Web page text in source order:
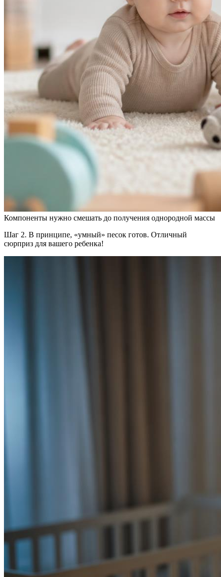
Компоненты нужно смешать до получения однородной массы
Шаг 2. В принципе, «умный» песок готов. Отличный
сюрприз для вашего ребенка!